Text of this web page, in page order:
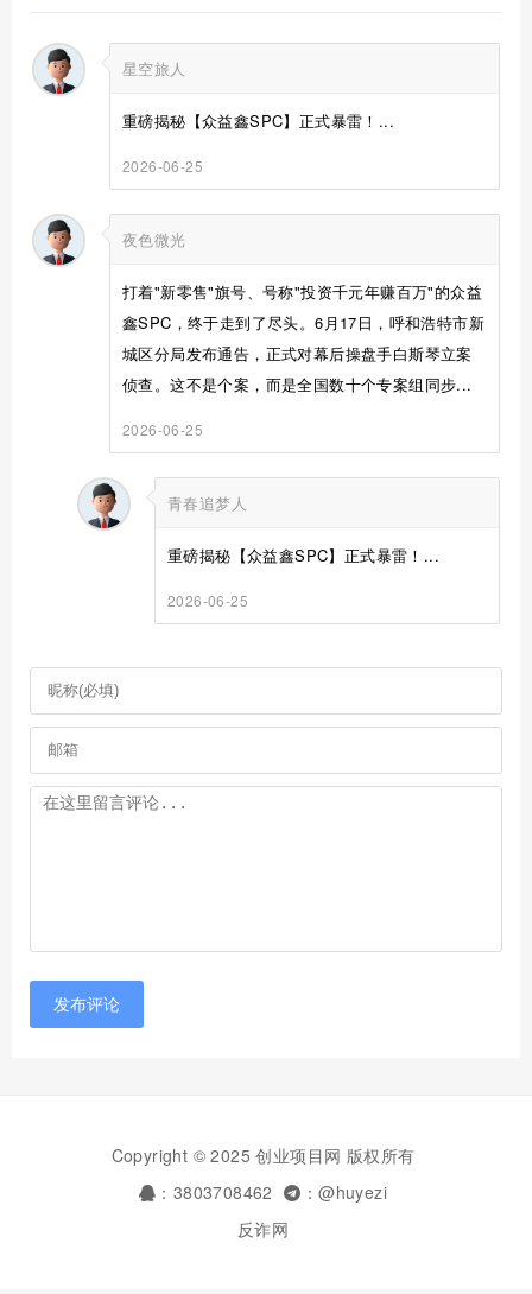
星空旅人
重磅揭秘【众益鑫SPC】正式暴雷！...
2026-06-25
夜色微光
打着"新零售"旗号、号称"投资千元年赚百万"的众益
鑫SPC，终于走到了尽头。6月17日，呼和浩特市新
城区分局发布通告，正式对幕后操盘手白斯琴立案
侦查。这不是个案，而是全国数十个专案组同步...
2026-06-25
青春追梦人
重磅揭秘【众益鑫SPC】正式暴雷！...
2026-06-25
发布评论
Copyright © 2025 创业项目网 版权所有
：3803708462
：@huyezi
反诈网